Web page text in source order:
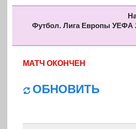
Футбол. Лига Европы УЕФА
МАТЧ ОКОНЧЕН
ОБНОВИТЬ